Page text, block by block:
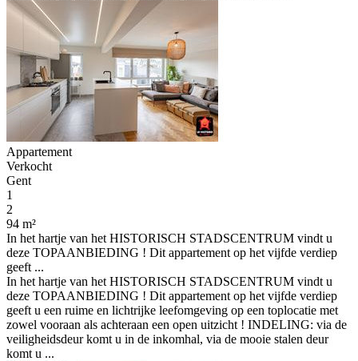
Appartement
Verkocht
Gent
1
2
94 m²
In het hartje van het HISTORISCH STADSCENTRUM vindt u
deze TOPAANBIEDING ! Dit appartement op het vijfde verdiep
geeft ...
In het hartje van het HISTORISCH STADSCENTRUM vindt u
deze TOPAANBIEDING ! Dit appartement op het vijfde verdiep
geeft u een ruime en lichtrijke leefomgeving op een toplocatie met
zowel vooraan als achteraan een open uitzicht ! INDELING: via de
veiligheidsdeur komt u in de inkomhal, via de mooie stalen deur
komt u ...